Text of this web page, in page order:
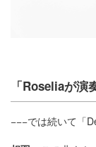
「Roseliaが演
−−−では続いて「